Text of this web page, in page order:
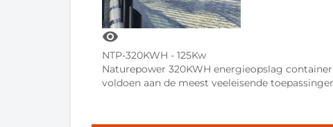
visibility
NTP-320KWH - 125Kw
Naturepower 320KWH energieopslag
voldoen aan de meest veeleisende